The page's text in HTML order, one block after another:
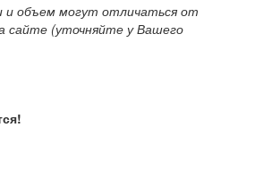
и объем могут отличаться от
сайте (уточняйте у Вашего